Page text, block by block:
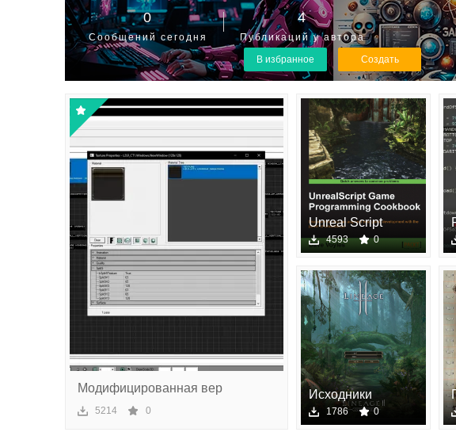
тв
ор
сек
то
р
0
Сообщений сегодня
4
Публикаций у автора
В избранное
Создать
Модифицированная вер
5214 0
Unreal Script
4593 0
Исходники
Essence Interface
д
1786 0